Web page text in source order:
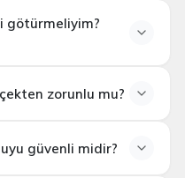
götürmeliyim?
zorunlu mu?
güvenli midir?